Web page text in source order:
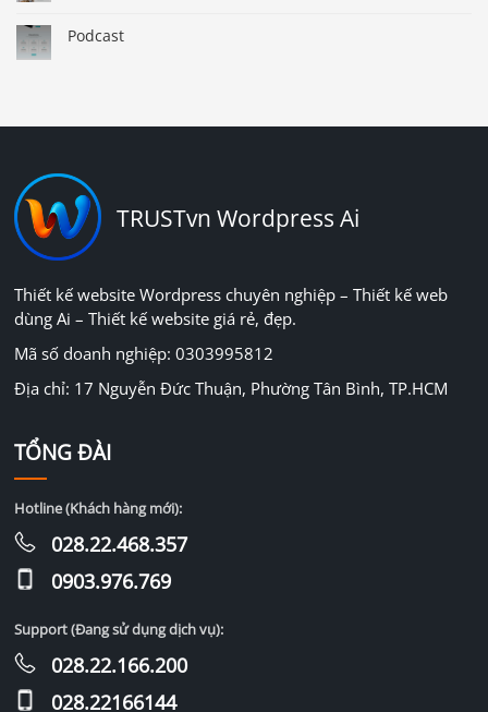
Podcast
TRUSTvn Wordpress Ai
Thiết kế website Wordpress chuyên nghiệp – Thiết kế web
dùng Ai – Thiết kế website giá rẻ, đẹp.
Mã số doanh nghiệp: 0303995812
Địa chỉ: 17 Nguyễn Đức Thuận, Phường Tân Bình, TP.HCM
TỔNG ĐÀI
Hotline (Khách hàng mới):
028.22.468.357
0903.976.769
Support (Đang sử dụng dịch vụ):
028.22.166.200
028.22166144